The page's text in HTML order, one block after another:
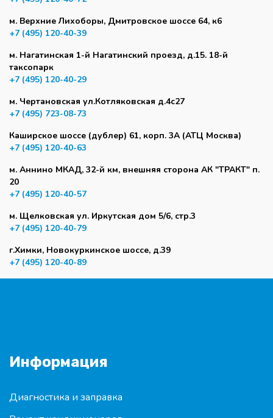
м. Верхние Лихоборы, Дмитровское шоссе 64, к6
+7 (495) 120-40-39
м. Нагатинская 1-й Нагатинский проезд, д.15. 18-й
таксопарк
+7 (495) 120-40-29
м. Чертановская ул.Котляковская д.4с27
+7 (495) 723-08-73
Каширское шоссе (дублер) 61, корп. 3А (АТЦ Москва)
+7 (495) 120-40-63
м. Аннино МКАД, 32-й км, внешняя сторона АК "ТРАКТ" п.
20
+7 (495) 120-40-57
м. Щелковская ул. Иркутская дом 5/6, стр.3
+7 (495) 120-40-79
г.Химки, Новокуркинское шоссе, д.39
+7 (495) 120-40-89
Информация
Диагностика и заправка